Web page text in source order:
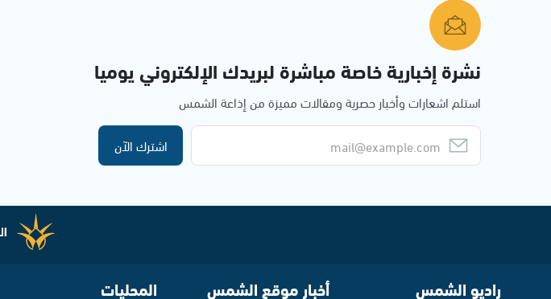
نشرة إخبارية خاصة مباشرة لبريدك الإلكتروني يوميا
استلم اشعارات وأخبار حصرية ومقالات مميزة من إذاعة الشمس
اشترك الآن
راديو الشمس أخبار موقع الشمس المحليات